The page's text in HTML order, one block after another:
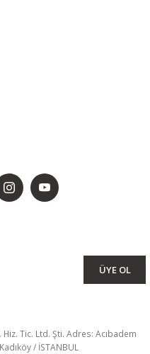
ÜYE OL
Tic. Ltd. Şti. Adres: Acıbadem
/ İSTANBUL